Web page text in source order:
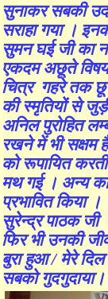
सुनाकर सबकी
सराहा गया ।
सुमन घईजी का
एकदम अछूते
चित्र गहरे तक
की स्मृतियों से
अनिल पुरोहित
रखने में भी सक्षम
को रूपायित
मथ गई । अन्य
प्रभावित किया ।
सुरेन्द्र पाठक जी
फिर भी उनकी
बुरा हुआ / मेरे
सबको गुदगुदाया।